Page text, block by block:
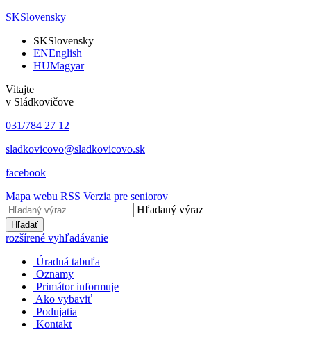
SKSlovensky
SKSlovensky
ENEnglish
HUMagyar
Vitajte
v Sládkovičove
031/784 27 12
sladkovicovo@sladkovicovo.sk
facebook
Mapa webu RSS Verzia pre seniorov
Hľadaný výraz
Hľadať
rozšírené vyhľadávanie
Úradná tabuľa
Oznamy
Primátor informuje
Ako vybaviť
Podujatia
Kontakt